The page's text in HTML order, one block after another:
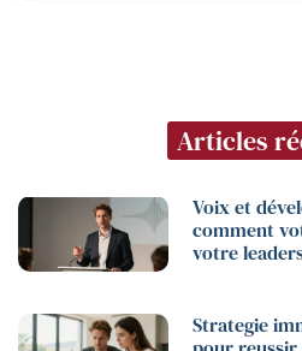
Articles
Voix et
comment
votre
Strategie